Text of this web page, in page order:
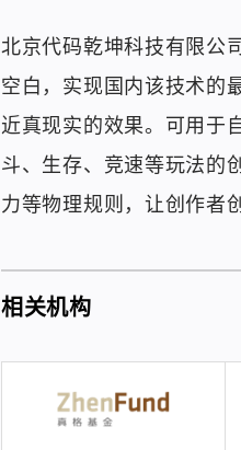
北京代码乾坤科技有限公
空白，实现国内该技术的
近真现实的效果。可用于
斗、生存、竞速等玩法的
力等物理规则，让创作者
相关机构